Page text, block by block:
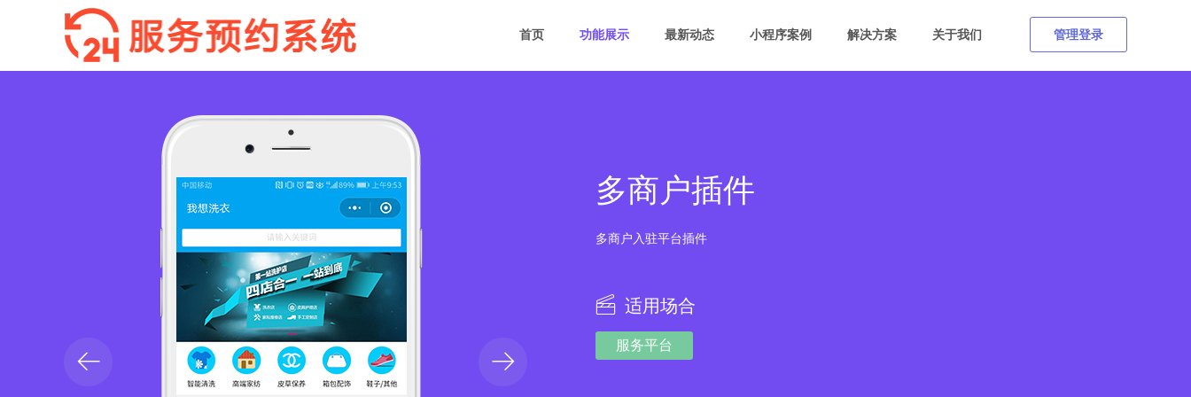
首页 功能展示 最新动态 小程序案例 解决方案 关于我们 管理登录
多商户插件
多商户入驻平台插件
适用场合
服务平台